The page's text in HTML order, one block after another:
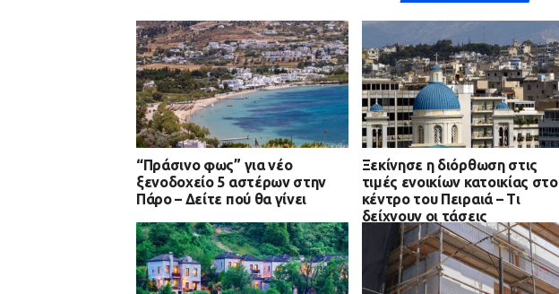
“Πράσινο φως” για νέο
ξενοδοχείο 5 αστέρων στην
Πάρο – Δείτε πού θα γίνει
Ξεκίνησε η διόρθωση στις
τιμές ενοικίων κατοικίας στο
κέντρο του Πειραιά – Τι
δείχνουν οι τάσεις